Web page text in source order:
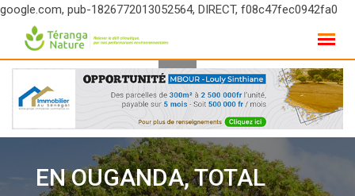
google.com, pub-1826772013052564, DIRECT, f08c47fec0942fa0
content
EN OUGANDA, TOTAL